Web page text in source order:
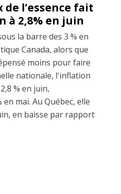
de l’essence fait
à 2,8% en juin
la barre des 3 % en
Canada, alors que
moins pour faire
nationale, l'inflation
% en juin,
mai. Au Québec, elle
en baisse par rapport